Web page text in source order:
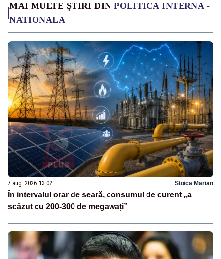
MAI MULTE ȘTIRI DINPOLITICA INTERNA -
NATIONALA
7 aug. 2026, 13:02 Stoica Marian
În intervalul orar de seară, consumul de curent „a
scăzut cu 200-300 de megawați”